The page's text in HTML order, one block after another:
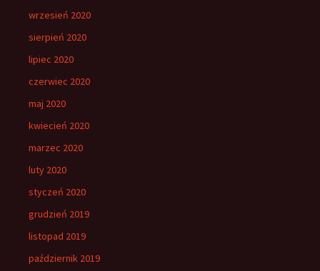
wrzesień 2020
sierpień 2020
lipiec 2020
czerwiec 2020
maj 2020
kwiecień 2020
marzec 2020
luty 2020
styczeń 2020
grudzień 2019
listopad 2019
październik 2019